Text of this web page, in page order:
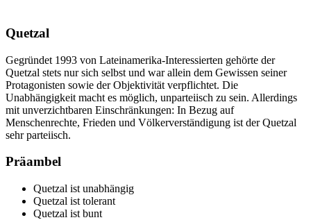
Quetzal
Gegründet 1993 von Lateinamerika-Interessierten gehörte der
Quetzal stets nur sich selbst und war allein dem Gewissen seiner
Protagonisten sowie der Objektivität verpflichtet. Die
Unabhängigkeit macht es möglich, unparteiisch zu sein. Allerdings
mit unverzichtbaren Einschränkungen: In Bezug auf
Menschenrechte, Frieden und Völkerverständigung ist der Quetzal
sehr parteiisch.
Präambel
Quetzal ist unabhängig
Quetzal ist tolerant
Quetzal ist bunt